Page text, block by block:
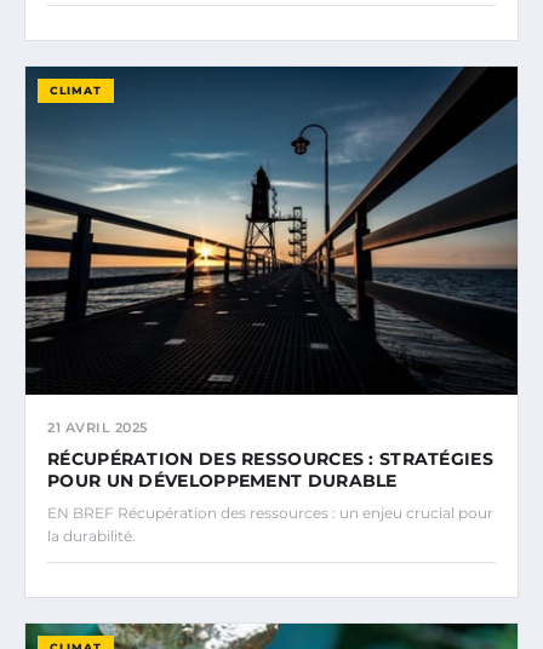
CLIMAT
21 AVRIL 2025
RÉCUPÉRATION DES RESSOURCES : STRATÉGIES
POUR UN DÉVELOPPEMENT DURABLE
EN BREF Récupération des ressources : un enjeu crucial pour
la durabilité.